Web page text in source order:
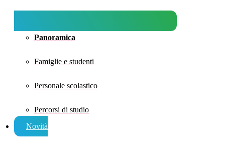
Panoramica
Famiglie e studenti
Personale scolastico
Percorsi di studio
Novità